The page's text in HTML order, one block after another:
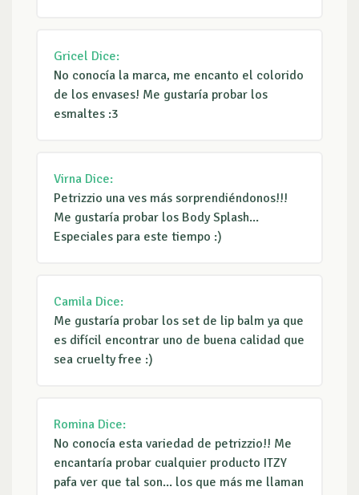
Gricel Dice:
No conocía la marca, me encanto el colorido
de los envases! Me gustaría probar los
esmaltes :3
Virna Dice:
Petrizzio una ves más sorprendiéndonos!!!
Me gustaría probar los Body Splash...
Especiales para este tiempo :)
Camila Dice:
Me gustaría probar los set de lip balm ya que
es difícil encontrar uno de buena calidad que
sea cruelty free :)
Romina Dice:
No conocía esta variedad de petrizzio!! Me
encantaría probar cualquier producto ITZY
pafa ver que tal son... los que más me llaman